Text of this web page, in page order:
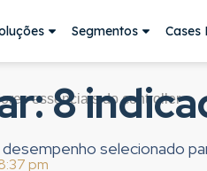
Segmentos Cases
essenciais do controller
8
selecionado
pm